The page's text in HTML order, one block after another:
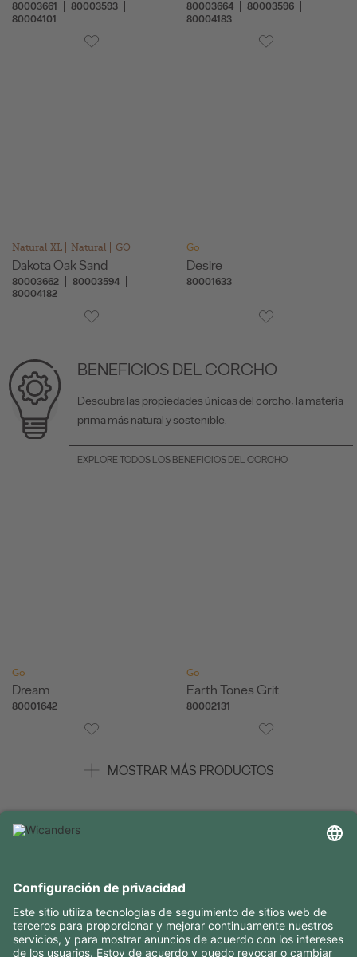
80003661
80003593
80004101
80003664
80003596
80004183
Natural XL Natural GO
Dakota Oak Sand
80003662
80003594
80004182
Go
Desire
80001633
BENEFICIOS DEL CORCHO
Descubra las propiedades únicas del corcho, la materia
prima más natural y sostenible.
EXPLORE TODOS LOS BENEFICIOS DEL CORCHO
Go
Dream
80001642
Go
Earth Tones Grit
80002131
MOSTRAR MÁS PRODUCTOS
CONTACTOS